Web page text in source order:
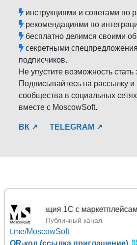
инструкциями и советами по
рекомендациями по
бесплатно делимся своими
секретными
подписчиков.
Не упустите возможность
Подписывайтесь на рассылку и
сообщества в социальных
вместе с MoscowSoft.
ВК ↗ TELEGRAM ↗
Публичный канал
t.me/MoscowSoft
QR-код (ссылка приглашение)